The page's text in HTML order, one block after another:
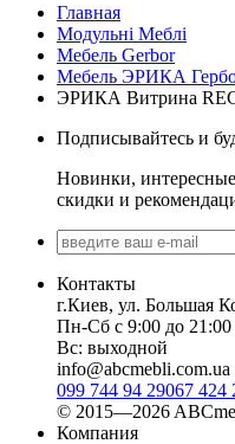
Главная
Модульні Меблі
Мебель Gerbor
Мебель ЭРИКА
ЭРИКА Витрина
Подписывайтесь и
Новинки,
скидки и
Контакты
г.Киев, ул. Большая
Пн-Сб с 9:00 до 21:00
Вс: выходной
info@abcmebli.com.ua
099 744 94 29067 424
© 2015—2026
Компания